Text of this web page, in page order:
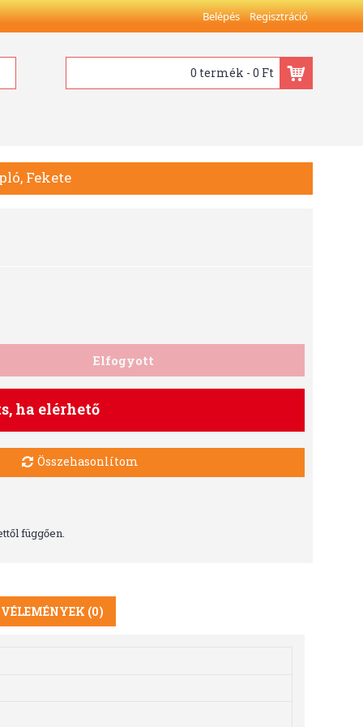
Belépés Regisztráció
0 termék - 0 Ft
Fekete
Elfogyott
ha elérhető
Összehasonlítom
függően.
VÉLEMÉNYEK (0)